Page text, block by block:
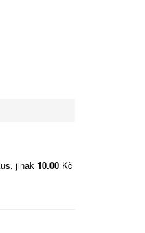
jinak10.00 Kč